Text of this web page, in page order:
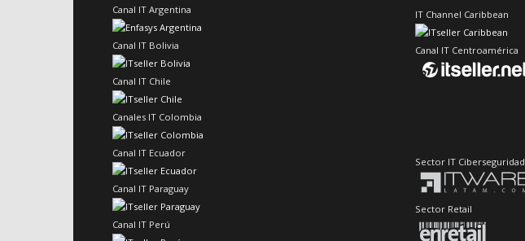
Canal IT Argentina
Canal IT Bolivia
Canal IT Chile
Canales IT Colombia
Canal IT Ecuador
Canal IT Paraguay
Canal IT Perú
IT Channel Caribbean
Canal IT Centroamérica
Sector IT Ciberseguridad
Sector Retail